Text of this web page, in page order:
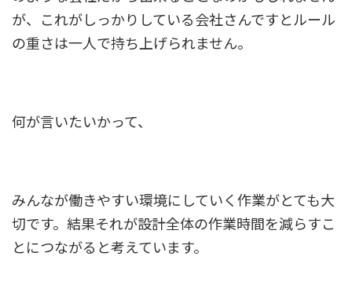
が、
これがしっかりしている会社さんですとルール
の重さは一人で持ち上げられません。
何が言いたいかって、
みんなが働きやすい環境にしていく作業がとても大
切です。 結果それが設計全体の作業時間を減らすこ
とにつながると考えています。